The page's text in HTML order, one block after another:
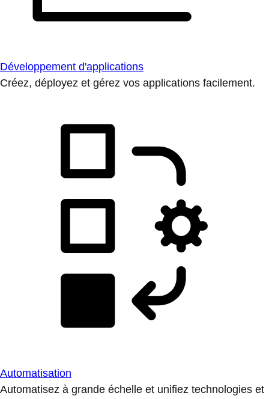
Développement d'applications
Créez, déployez et gérez vos applications facilement.
Automatisation
Automatisez à grande échelle et unifiez technologies et